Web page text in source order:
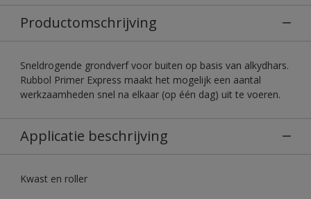
Productomschrijving
Sneldrogende grondverf voor buiten op basis van alkydhars.
Rubbol Primer Express maakt het mogelijk een aantal
werkzaamheden snel na elkaar (op één dag) uit te voeren.
Applicatie beschrijving
Kwast en roller